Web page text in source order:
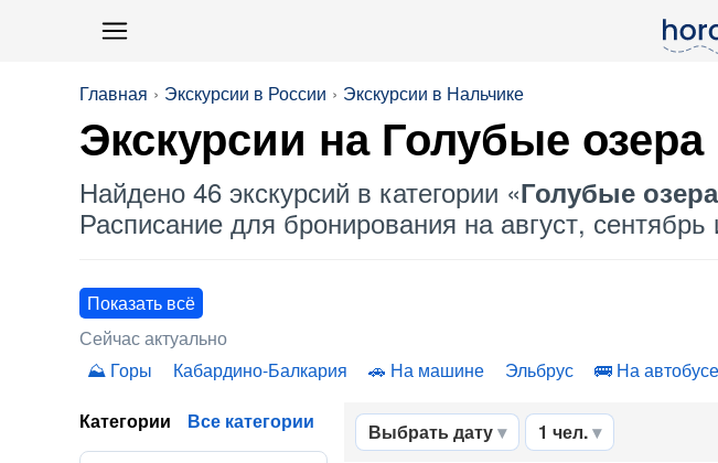
Главная Экскурсии в России Экскурсии в Нальчике
Экскурсии на Голубые озера
Найдено 46 экскурсий в категории «Голубые озера
Расписание для бронирования на август, сентябрь
Показать всё
Сейчас актуально
Горы
Кабардино-Балкария На машине Эльбрус На автобусе
Выбрать дату 1 чел.
Категории Все категории